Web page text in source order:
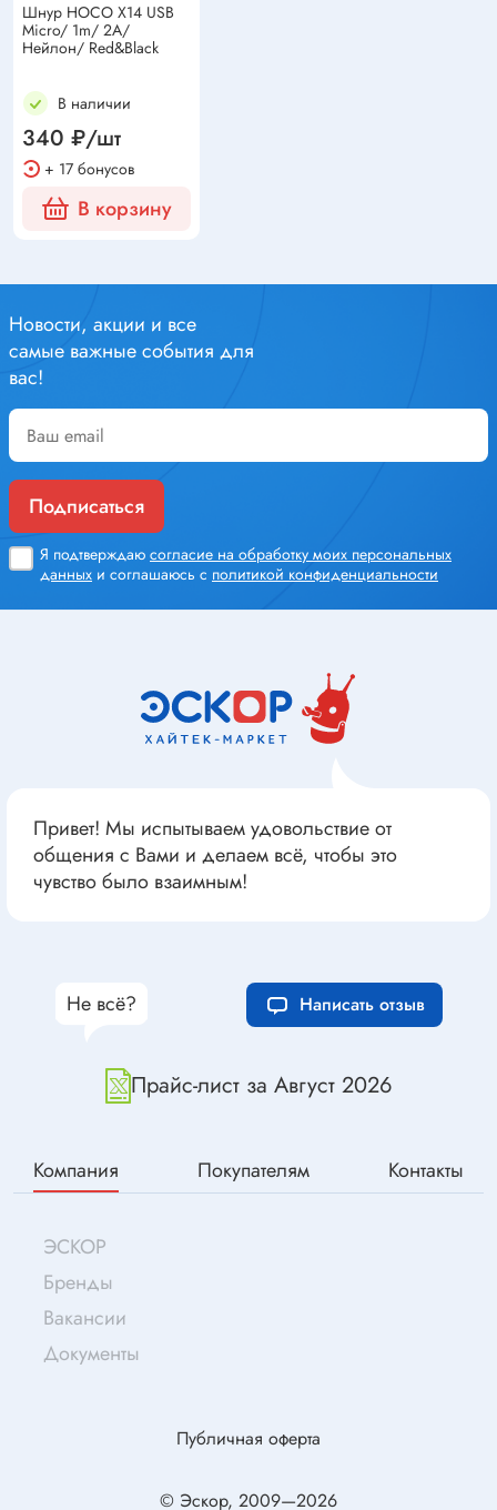
Шнур HOCO X14 USB
Micro/ 1m/ 2A/
Нейлон/ Red&Black
В наличии
340 ₽/шт
+ 17 бонусов
В корзину
Новости, акции и все
самые важные события для
вас!
Подписаться
Я подтверждаю согласие на обработку моих персональных
данных и соглашаюсь с политикой конфиденциальности
Привет! Мы испытываем удовольствие от
общения с Вами и делаем всё, чтобы это
чувство было взаимным!
Прайс-лист за Август 2026
Не всё? Написать отзыв
Компания Покупателям Контакты
ЭСКОР
Бренды
Вакансии
Документы
© Эскор, 2009—2026
Публичная оферта